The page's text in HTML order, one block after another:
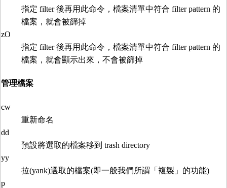
指定 filter 後再用此命令，檔案清單中符合 filter pattern 的
檔案，就會被篩掉
zO
指定 filter 後再用此命令，檔案清單中符合 filter pattern 的
檔案，就會顯示出來，不會被篩掉
管理檔案
cw
重新命名
dd
預設將選取的檔案移到 trash directory
yy
拉(yank)選取的檔案(即一般我們所謂「複製」的功能)
p